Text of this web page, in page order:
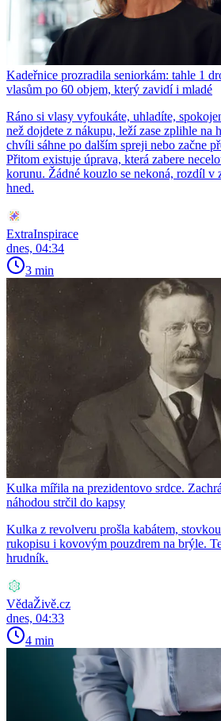
Kadeřnice prozradila seniorkám: tahle 1
vlasům po 60 objem, který zavidí i mladé
Ráno si vlasy vyfoukáte, uhladíte,
než dojdete z nákupu, leží zase zplihle na
chvíli sáhne po dalším spreji nebo začne
Přitom existuje úprava, která zabere
korunu. Žádné kouzlo se nekoná, rozdíl v
hned.
ExtraInspirace
dnes, 04:34
3 min
Kulka mířila na prezidentovo srdce.
náhodou strčil do kapsy
Kulka z revolveru prošla kabátem,
rukopisu i kovovým pouzdrem na brýle.
hrudník.
VědaŽivě.cz
dnes, 04:33
4 min